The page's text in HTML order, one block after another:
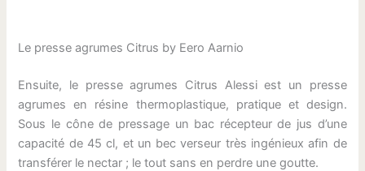
Le presse agrumes Citrus by Eero Aarnio
Ensuite, le presse agrumes Citrus Alessi est un presse
agrumes en résine thermoplastique, pratique et design.
Sous le cône de pressage un bac récepteur de jus d’une
capacité de 45 cl, et un bec verseur très ingénieux afin de
transférer le nectar ; le tout sans en perdre une goutte.